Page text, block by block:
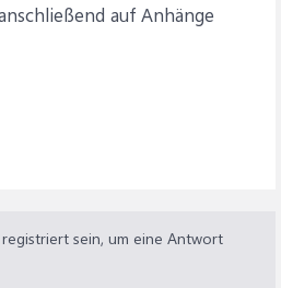
auf Anhänge
sein, um eine Antwort